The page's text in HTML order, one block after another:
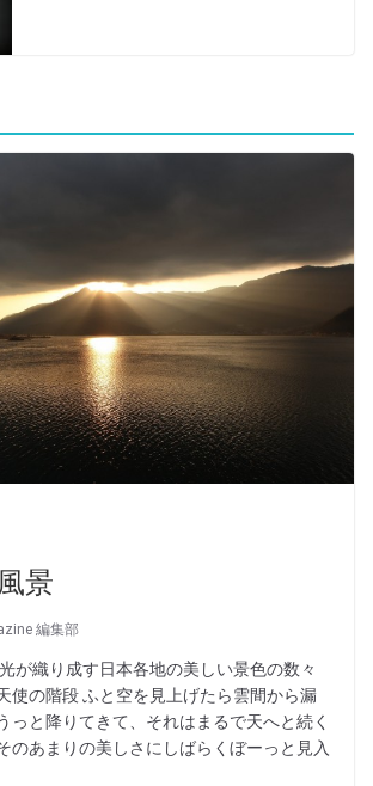
景
編集部
が織り成す日本各地の美しい景色の数々
使の階段 ふと空を見上げたら雲間から漏
っと降りてきて、それはまるで天へと続く
のあまりの美しさにしばらくぼーっと見入